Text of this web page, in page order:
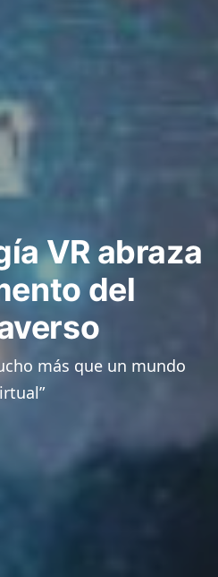
VR abraza
del
más que un mundo